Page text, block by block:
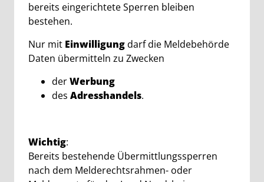
bereits eingerichtete Sperren bleiben
bestehen.
Nur mit Einwilligungdarf die Meldebehörde
Daten übermitteln zu Zwecken
derWerbung
des Adresshandels.
Wichtig:
Bereits bestehende Übermittlungssperren
nach dem Melderechtsrahmen- oder